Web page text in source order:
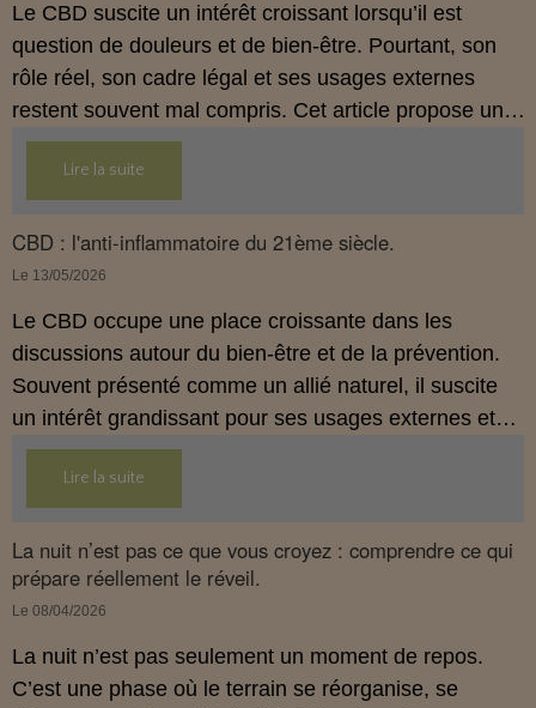
Le CBD suscite un intérêt croissant lorsqu’il est
question de douleurs et de bien‑être. Pourtant, son
rôle réel, son cadre légal et ses usages externes
restent souvent mal compris. Cet article propose une
mise au point claire, moderne et conforme à la
réglementation française de 2026, afin de mieux
comprendre comment le CBD s’intègre dans une
approche globale de prévention.
Lire la suite
CBD : l'anti-inflammatoire du 21ème siècle.
Le 13/05/2026
Le CBD occupe une place croissante dans les
discussions autour du bien‑être et de la prévention.
Souvent présenté comme un allié naturel, il suscite
un intérêt grandissant pour ses usages externes et
son interaction avec le système endocannabinoïde.
Cet article propose une mise au point claire, moderne
et conforme à la réglementation française de 2026.
Lire la suite
La nuit n’est pas ce que vous croyez : comprendre ce qui
prépare réellement le réveil.
Le 08/04/2026
La nuit n’est pas seulement un moment de repos.
C’est une phase où le terrain se réorganise, se